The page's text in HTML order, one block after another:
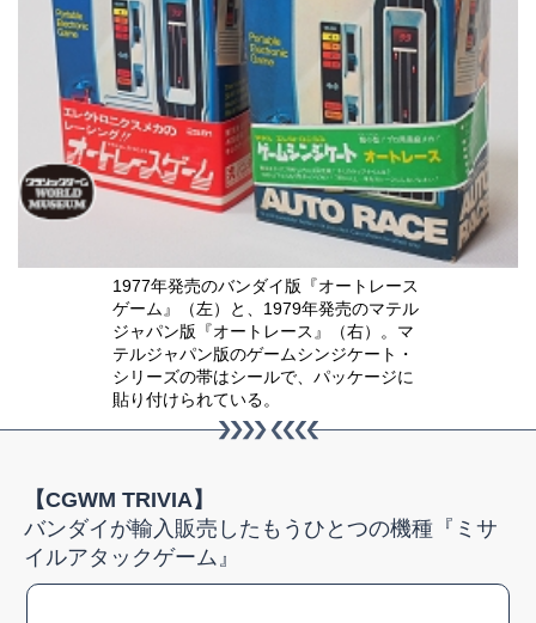
1977年発売のバンダイ版『オートレース
ゲーム』（左）と、1979年発売のマテル
ジャパン版『オートレース』（右）。マ
テルジャパン版のゲームシンジケート・
シリーズの帯はシールで、パッケージに
貼り付けられている。
【CGWM TRIVIA】
バンダイが輸入販売したもうひとつの機種『ミサ
イルアタックゲーム』